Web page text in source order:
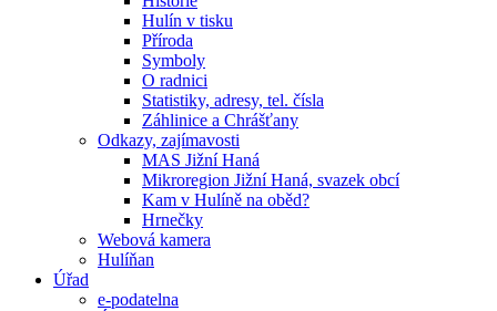
Hulín v tisku
Příroda
Symboly
O radnici
Statistiky, adresy, tel. čísla
Záhlinice a Chrášťany
Odkazy, zajímavosti
MAS Jižní Haná
Mikroregion Jižní Haná, svazek obcí
Kam v Hulíně na oběd?
Hrnečky
Webová kamera
Hulíňan
Úřad
e-podatelna